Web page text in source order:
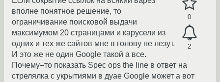
0
2
вполне понятное решение, то
ограничивание поисковой выдачи
максимумом 20 страницами и карусели из
одних и тех же сайтов мне в голову не лезут.
И это же не один Google такой а все.
Почему–то показать Spec ops the line в ответ на
стрелялка с укрытиями в дуае Google может а вот